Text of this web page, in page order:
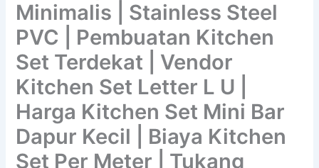
Minimalis | Stainless Steel
PVC | Pembuatan Kitchen
Set Terdekat | Vendor
Kitchen Set Letter L U |
Harga Kitchen Set Mini Bar
Dapur Kecil | Biaya Kitchen
Set Per Meter | Tukang